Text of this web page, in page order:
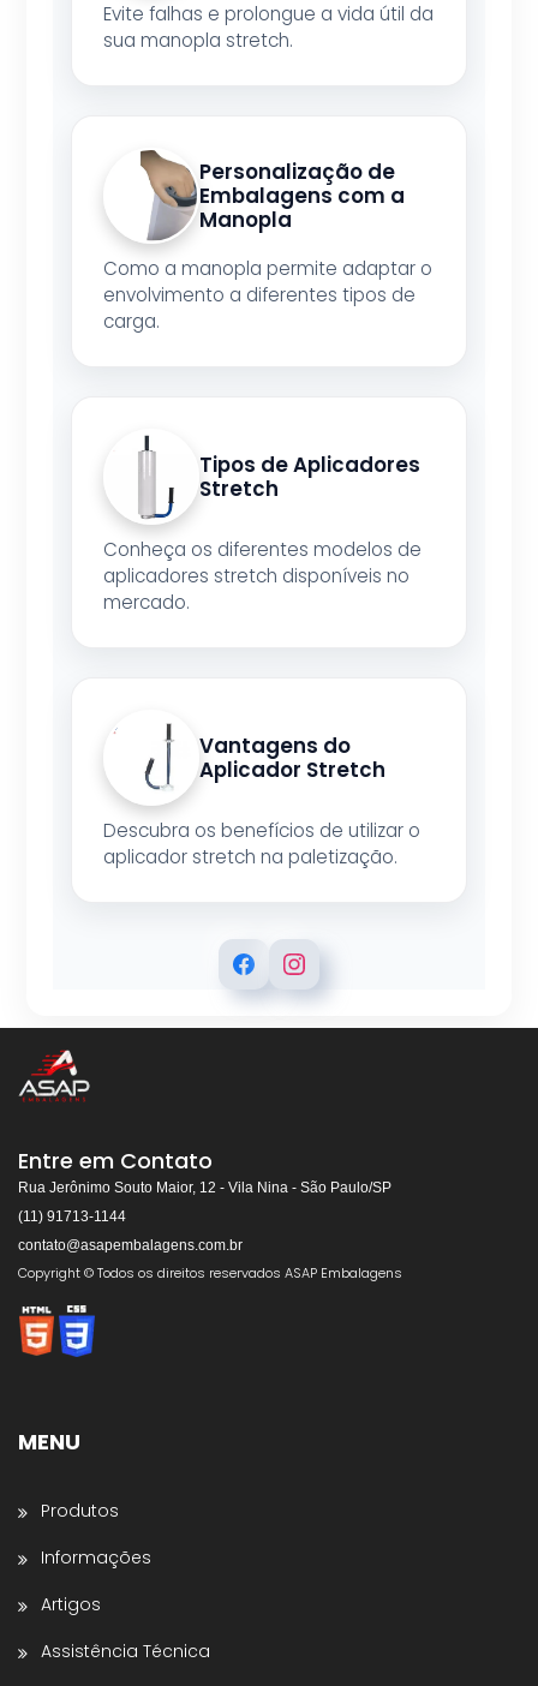
Evite falhas e prolongue a vida útil da
sua manopla stretch.
Personalização de
Embalagens com a
Manopla
Como a manopla permite adaptar o
envolvimento a diferentes tipos de
carga.
Tipos de Aplicadores
Stretch
Conheça os diferentes modelos de
aplicadores stretch disponíveis no
mercado.
Vantagens do
Aplicador Stretch
Descubra os benefícios de utilizar o
aplicador stretch na paletização.
Respondemos rapidamente
👋Olá! Bem-vindo!
Somos especialistas em
Envolvedoras, Filme Stretch, Fitas de Arquear,
Selos para Fitas de Arquear, Aplicador de Filme
Preencha os dados abaixo e o atendimento
Nome da Empresa *
Entre em Contato
Rua Jerônimo Souto Maior, 12 - Vila Nina - São Paulo/SP
(11) 91713-1144
contato@asapembalagens.com.br
Copyright © Todos os direitos reservados ASAP Embalagens
MENU
Produtos
Informações
Artigos
Assistência Técnica